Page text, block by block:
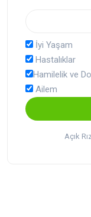
İyi Yaşam
Hastalıklar
Hamilelik ve
Ailem
Açık